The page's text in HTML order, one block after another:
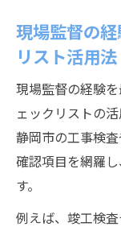
現場監督の
リスト活用法
現場監督の経験
ェックリストの
静岡市の工事検
確認項目を網羅
す。
例えば、竣工検